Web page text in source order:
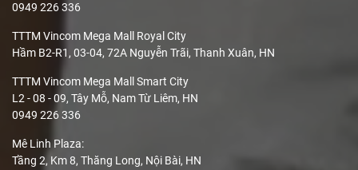
0949 226 336
TTTM Vincom Mega Mall Royal City
Hầm B2-R1, 03-04, 72A Nguyễn Trãi, Thanh Xuân, HN
TTTM Vincom Mega Mall Smart City
L2 - 08 - 09, Tây Mỗ, Nam Từ Liêm, HN
0949 226 336
Mê Linh Plaza:
Tầng 2, Km 8, Thăng Long, Nội Bài, HN